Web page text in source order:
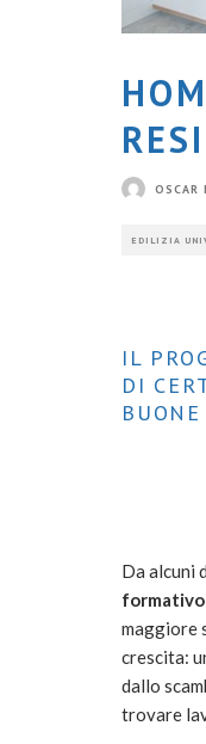
OSCAR
EDILIZIA
IL
DI
Da alcuni
maggiore
crescita:
dallo
trovare